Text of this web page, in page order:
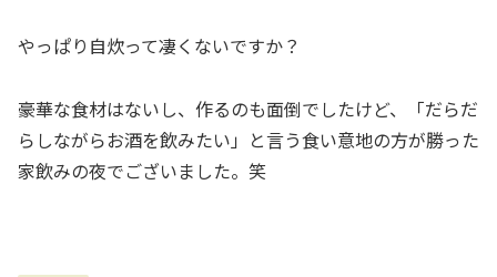
やっぱり自炊って凄くないですか？
豪華な食材はないし、作るのも面倒でしたけど、「だらだ
らしながらお酒を飲みたい」と言う食い意地の方が勝った
家飲みの夜でございました。笑